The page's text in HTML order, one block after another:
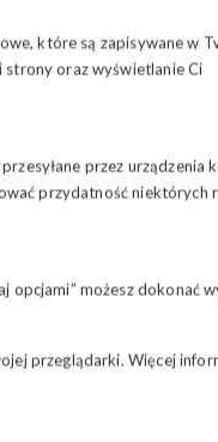
które są zapisywane w
strony oraz wyświetlanie Ci
przez urządzenia
przydatność niektórych
opcjami” możesz dokonać
przeglądarki. Więcej